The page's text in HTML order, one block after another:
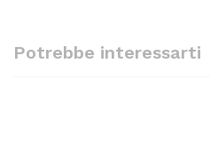
Potrebbe interessarti